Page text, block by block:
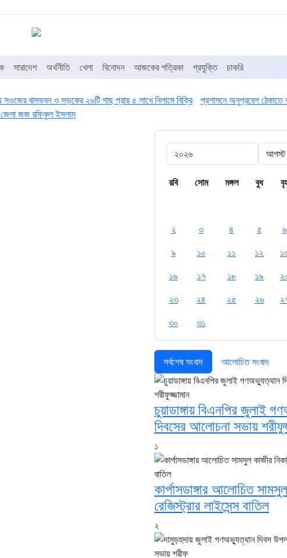
সারাদেশ অর্থনীতি খেলা বিনোদন আজকের পত্রিকা প্রযুক্তি
চাকরি
সওজের বাসভবন ও সড়কের ২৬টি গাছ প্রায় ৫ লাখে নিলামে বিক্রি
প্রশাসনে অনুপ্রবেশ ঠেকাতে
জেলা জজ রফিকুল ইসলাম
রবি
সোম মঙ্গল বুধ
২
৩ ৪ ৫ ৬
৯
১০ ১১ ১২
১৬
১৭ ১৮ ১৯
২৩
২৪ ২৫ ২৬
৩০
৩১
সর্বশেষ সংবাদ আলোচিত সংবাদ
চুয়াডাঙ্গায় বিএনপির জুলাই
দিবসের আলোচনা সভায়
১
কার্পাসডাঙ্গার আলোচিত
রেজিস্ট্রার লাইসেন্স বাতিল
২